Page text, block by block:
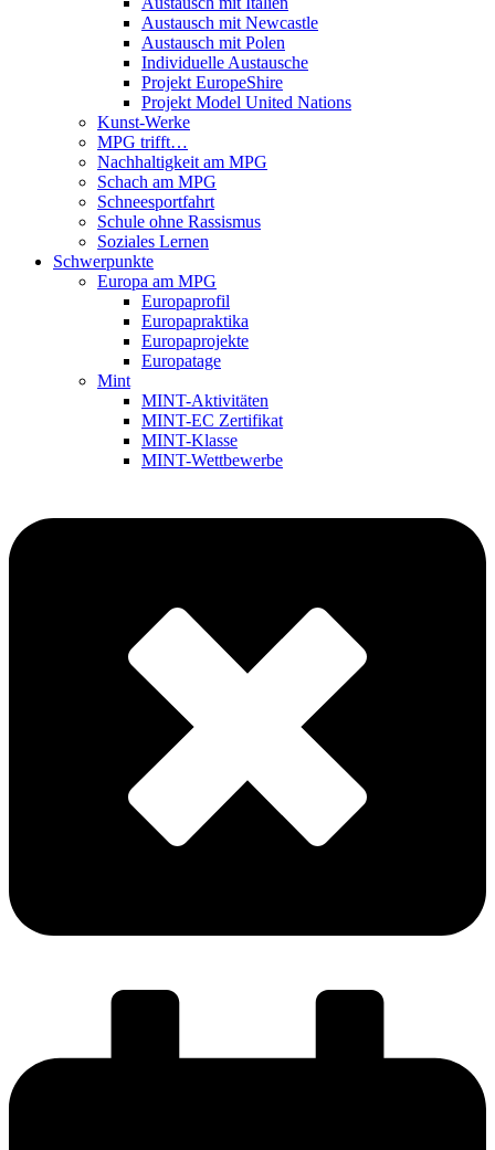
Austausch mit Newcastle
Austausch mit Polen
Individuelle Austausche
Projekt EuropeShire
Projekt Model United Nations
Kunst-Werke
MPG trifft…
Nachhaltigkeit am MPG
Schach am MPG
Schneesportfahrt
Schule ohne Rassismus
Soziales Lernen
Schwerpunkte
Europa am MPG
Europaprofil
Europapraktika
Europaprojekte
Europatage
Mint
MINT-Aktivitäten
MINT-EC Zertifikat
MINT-Klasse
MINT-Wettbewerbe